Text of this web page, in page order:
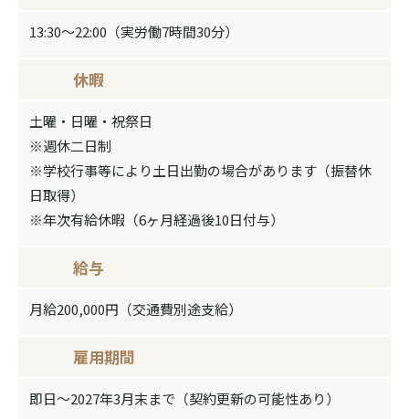
13:30～22:00（実労働7時間30分）
休暇
土曜・日曜・祝祭日
※週休二日制
※学校行事等により土日出勤の場合があります（振替休
日取得）
※年次有給休暇（6ヶ月経過後10日付与）
給与
月給200,000円（交通費別途支給）
雇用期間
即日～2027年3月末まで（契約更新の可能性あり）